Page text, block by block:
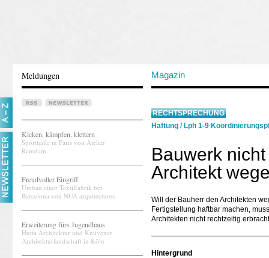
Meldungen Magazin
Kicken, kämpfen, klettern
Sporthalle in Paris von Atelier
Ramdam
Freudvoller Eingriff
Umbau einer Textilfabrik bei
Barcelona von NUA arquitectures
Erweiterung fürs Jugendhaus
Hutta Architektur und Knüvener
Architekturlandschaft in Köln
RECHTSPRECHUNG
Haftung / Lph 1-9
Bauwerk
Architekt
Will der Bauherr den Architekten
Fertigstellung haftbar machen,
Architekten nicht rechtzeitig
Hintergrund